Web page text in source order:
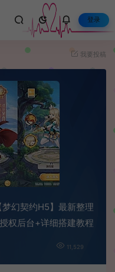
登录
我要投稿
幻契约H5】最新整理
权后台+详细搭建教程
11,529